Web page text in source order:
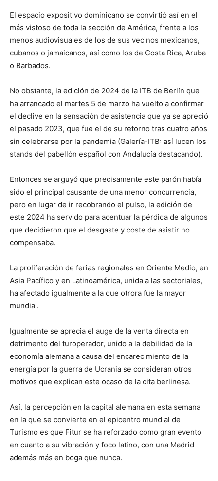
El espacio expositivo dominicano se convirtió así en el
más vistoso de toda la sección de América, frente a los
menos audiovisuales de los de sus vecinos mexicanos,
cubanos o jamaicanos, así como los de Costa Rica, Aruba
o Barbados.
No obstante, la edición de 2024 de la ITB de Berlín que
ha arrancado el martes 5 de marzo ha vuelto a confirmar
el declive en la sensación de asistencia que ya se apreció
el pasado 2023, que fue el de su retorno tras cuatro años
sin celebrarse por la pandemia (Galería-ITB: así lucen los
stands del pabellón español con Andalucía destacando).
Entonces se arguyó que precisamente este parón había
sido el principal causante de una menor concurrencia,
pero en lugar de ir recobrando el pulso, la edición de
este 2024 ha servido para acentuar la pérdida de algunos
que decidieron que el desgaste y coste de asistir no
compensaba.
La proliferación de ferias regionales en Oriente Medio, en
Asia Pacífico y en Latinoamérica, unida a las sectoriales,
ha afectado igualmente a la que otrora fue la mayor
mundial.
Igualmente se aprecia el auge de la venta directa en
detrimento del turoperador, unido a la debilidad de la
economía alemana a causa del encarecimiento de la
energía por la guerra de Ucrania se consideran otros
motivos que explican este ocaso de la cita berlinesa.
Así, la percepción en la capital alemana en esta semana
en la que se convierte en el epicentro mundial de
Turismo es que Fitur se ha reforzado como gran evento
en cuanto a su vibración y foco latino, con una Madrid
además más en boga que nunca.